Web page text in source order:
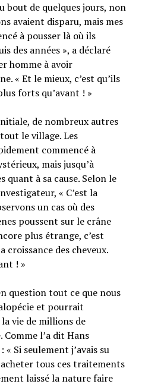
bout de quelques jours, non
avaient disparu, mais mes
à pousser là où ils
des années », a déclaré
homme à avoir
« Et le mieux, c’est qu’ils
forts qu’avant ! »
de nombreux autres
le village. Les
commencé à
mais jusqu’à
à sa cause. Selon le
« C’est la
un cas où des
poussent sur le crâne
plus étrange, c’est
croissance des cheveux.
! »
question tout ce que nous
et pourrait
vie de millions de
Comme l’a dit Hans
Si seulement j’avais su
tous ces traitements
laissé la nature faire